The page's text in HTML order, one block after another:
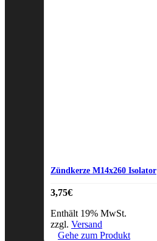
Zündkerze M14x260 Isolator
3,75€
Enthält 19% MwSt.
zzgl. Versand
Gehe zum Produkt